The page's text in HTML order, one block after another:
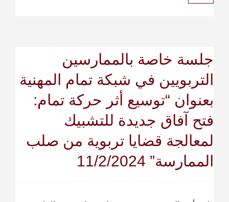
جلسة خاصة بالممارسين
التربويين في شبكة تمام المهنية
بعنوان “توسيع أثر حركة تمام:
فتح آفاق جديدة للتشبيك
لمعالجة قضايا تربوية من صلب
الممارسة” 11/2/2024